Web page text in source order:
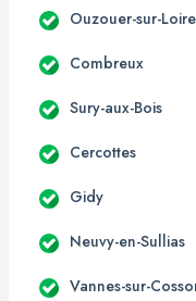
Ouzouer-sur-Loire
Combreux
Sury-aux-Bois
Cercottes
Gidy
Neuvy-en-Sullias
Vannes-sur-